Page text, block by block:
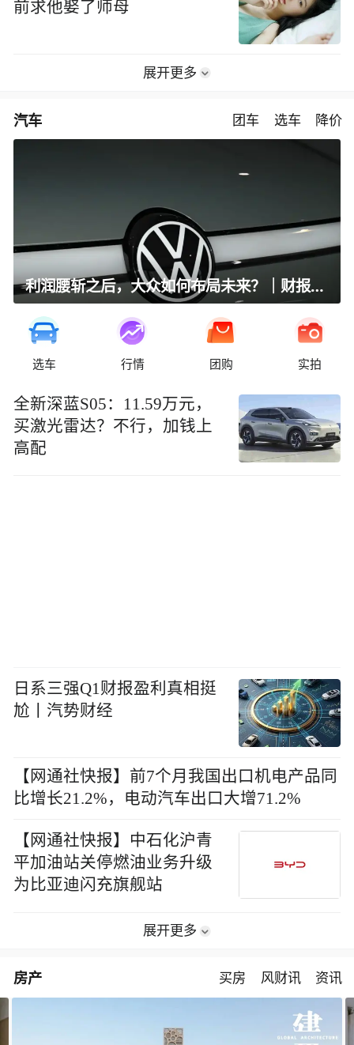
前求他娶了师母
展开更多
汽车 团车 选车 降价
利润腰斩之后，大众如何布局未来？｜财报全视角
选车 行情 团购 实拍
全新深蓝S05：11.59万元，
买激光雷达？不行，加钱上
高配
日系三强Q1财报盈利真相挺
尬丨汽势财经
【网通社快报】前7个月我国出口机电产品同
比增长21.2%，电动汽车出口大增71.2%
【网通社快报】中石化沪青
平加油站关停燃油业务升级
为比亚迪闪充旗舰站
展开更多
房产 买房 风财讯 资讯